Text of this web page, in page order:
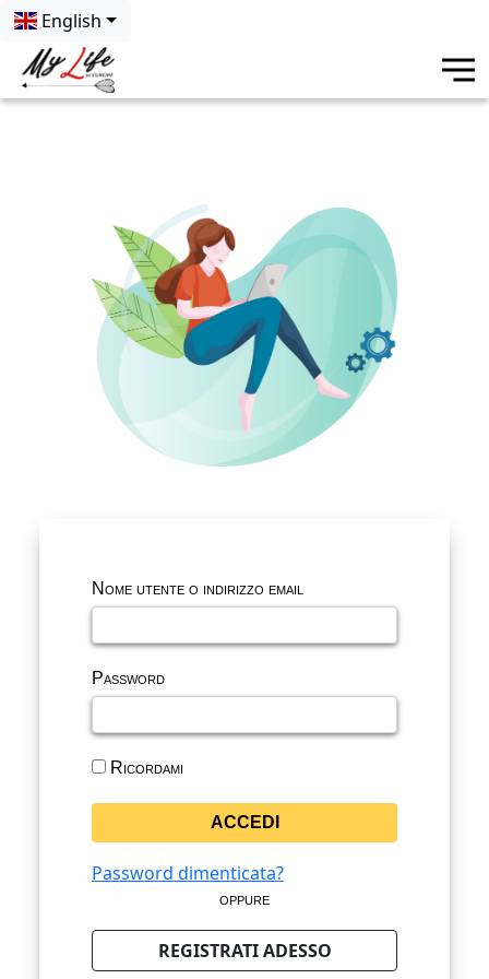
English
Nome utente o indirizzo email
Password
Ricordami
Password dimenticata?
oppure
REGISTRATI ADESSO